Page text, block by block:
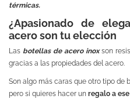
térmicas.
¿Apasionado de
acero son tu elección
Las botellas de acero inoxson
gracias a las propiedades del acero.
Son algo más caras que otro tipo de
pero si quieres hacer un regalo a